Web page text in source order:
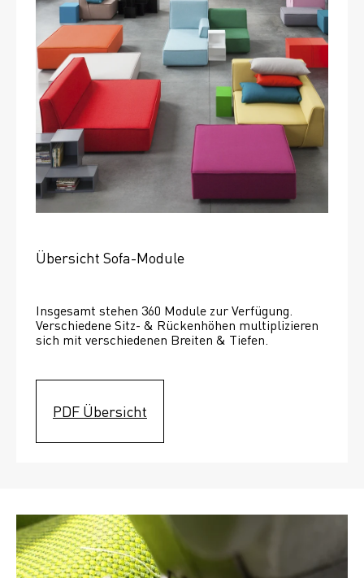
Übersicht Sofa-Module
Insgesamt stehen 360 Module zur Verfügung.
Verschiedene Sitz- & Rückenhöhen multiplizieren
sich mit verschiedenen Breiten & Tiefen.
PDF Übersicht